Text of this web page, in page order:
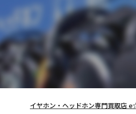
イヤホン・ヘッドホン専門買取店